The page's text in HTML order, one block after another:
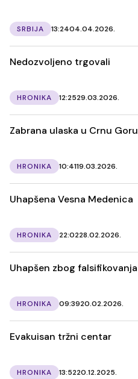
SRBIJA 13:2404.04.2026.
Nedozvoljeno trgovali
HRONIKA 12:2529.03.2026.
Zabrana ulaska u Crnu Goru
HRONIKA 10:4119.03.2026.
Uhapšena Vesna Medenica
HRONIKA 22:0228.02.2026.
Uhapšen zbog falsifikovanja
HRONIKA 09:3920.02.2026.
Evakuisan tržni centar
HRONIKA 13:5220.12.2025.